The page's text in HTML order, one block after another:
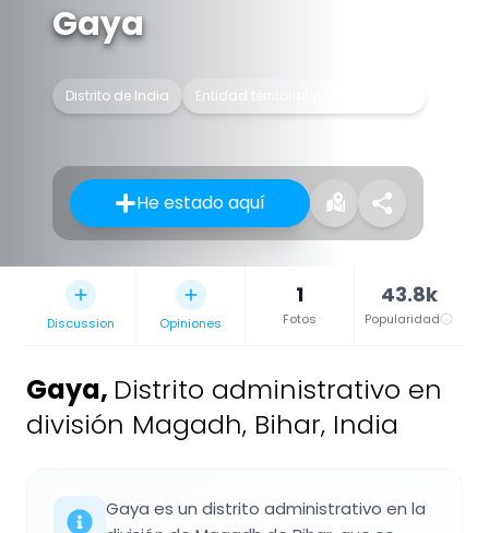
Gaya
Distrito de India Entidad territorial administrativa
He estado aquí
Discussion Opiniones
1
Fotos
43.8k
Popularidad
Gaya, Distrito administrativo en
división Magadh, Bihar, India
Gaya es un distrito administrativo en la